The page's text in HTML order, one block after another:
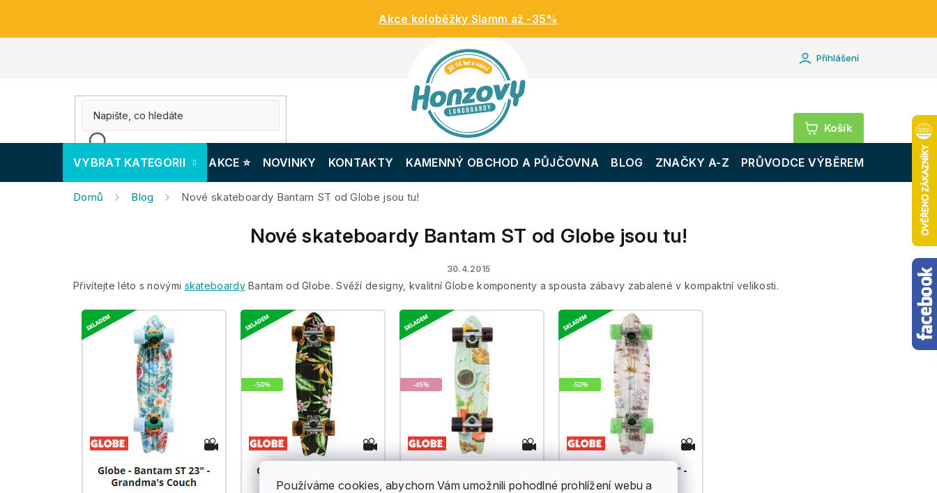
Používáme cookies, abychom Vám umožnili pohodlné prohlížení webu a
Akce koloběžky Slamm až -35%
Přihlášení
Nákupní
košík
VYBRAT KATEGORII AKCE ⭐️ NOVINKY KONTAKTY KAMENNÝ OBCHOD A PŮJČOVNA BLOG ZNAČKY A-Z PRŮVODCE VÝBĚREM
Domů Blog Nové skateboardy Bantam ST od Globe jsou tu!
Nové skateboardy Bantam ST od Globe jsou tu!
30.4.2015
Přivítejte léto s novými skateboardyBantam od Globe. Svěží designy, kvalitní Globe komponenty a spousta zábavy zabalené v kompaktní velikosti.